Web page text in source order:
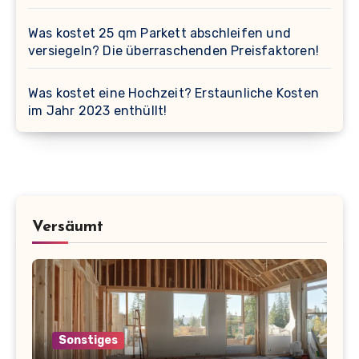
Was kostet 25 qm Parkett abschleifen und
versiegeln? Die überraschenden Preisfaktoren!
Was kostet eine Hochzeit? Erstaunliche Kosten
im Jahr 2023 enthüllt!
Versäumt
Sonstiges